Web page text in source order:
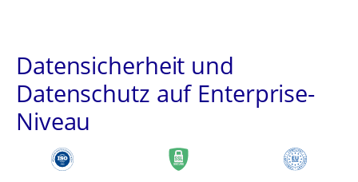
Datensicherheit und
Datenschutz auf Enterprise-
Niveau